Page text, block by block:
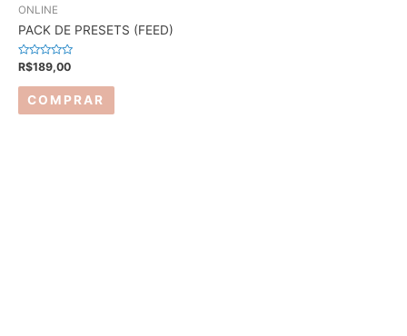
ONLINE
PACK DE PRESETS (FEED)
Avaliação
de
R$189,00
COMPRAR